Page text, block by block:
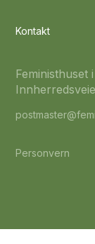
Kontakt
Feministhuset
Personvern